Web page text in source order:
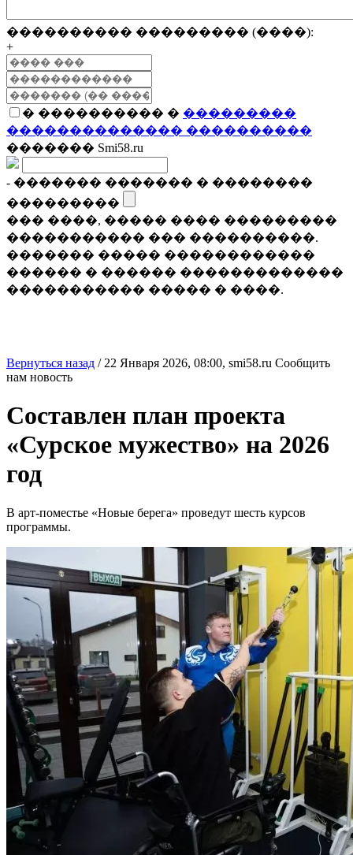
���������� ��������� (����):
+
� ���������� � ���������
�������������� ����������
������� Smi58.ru
- ������� ������� � ��������
���������
��� ����, ����� ���� ���������
����������� ��� ����������.
������� ����� ������������
������ � ������ �������������
����������� ����� � ����.
Вернуться назад / 22 Января 2026, 08:00, smi58.ru Сообщить
нам новость
Составлен план проекта
«Сурское мужество» на 2026
год
В арт-поместье «Новые берега» проведут шесть курсов
программы.